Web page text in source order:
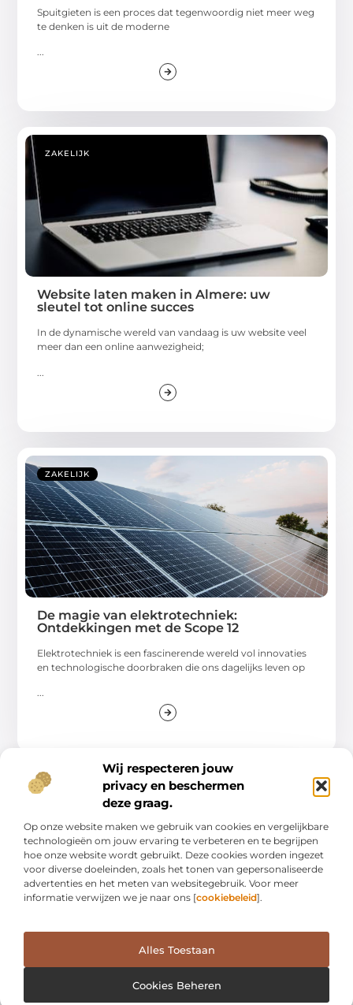
Wij respecteren jouw
privacy en beschermen
deze graag.
Op onze website maken we gebruik van cookies en vergelijkbare
technologieën om jouw ervaring te verbeteren en te begrijpen
hoe onze website wordt gebruikt. Deze cookies worden ingezet
voor diverse doeleinden, zoals het tonen van gepersonaliseerde
advertenties en het meten van websitegebruik. Voor meer
informatie verwijzen we je naar ons [ cookiebeleid].
Alles Toestaan
Cookies Beheren
Spuitgieten is een proces dat tegenwoordig niet meer weg
te denken is uit de moderne
ZAKELIJK
Website laten maken in Almere: uw
sleutel tot online succes
In de dynamische wereld van vandaag is uw website veel
meer dan een online aanwezigheid;
ZAKELIJK
De magie van elektrotechniek:
Ontdekkingen met de Scope 12
Elektrotechniek is een fascinerende wereld vol innovaties
en technologische doorbraken die ons dagelijks leven op
ZAKELIJK
"Bijtelling in 2024: Kilometerregistratie en
Car Trackers Belangrijker dan Ooit"
De Bijtelling in 2024 Met het nieuwe jaar voor de deur,
staan er veranderingen op